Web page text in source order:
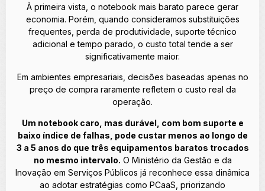
À primeira vista, o notebook mais barato parece gerar
economia. Porém, quando consideramos substituições
frequentes, perda de produtividade, suporte técnico
adicional e tempo parado, o custo total tende a ser
significativamente maior.
Em ambientes empresariais, decisões baseadas apenas no
preço de compra raramente refletem o custo real da
operação.
Um notebook caro, mas durável, com bom suporte e
baixo índice de falhas, pode custar menos ao longo de
3 a 5 anos do que três equipamentos baratos trocados
no mesmo intervalo. O Ministério da Gestão e da
Inovação em Serviços Públicos já reconhece essa dinâmica
ao adotar estratégias como PCaaS, priorizando